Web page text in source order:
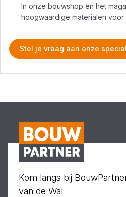
In onze bouwshop en het
hoogwaardige materialen voor
Stel je vraag aan onze
Kom langs bij
van de Wal